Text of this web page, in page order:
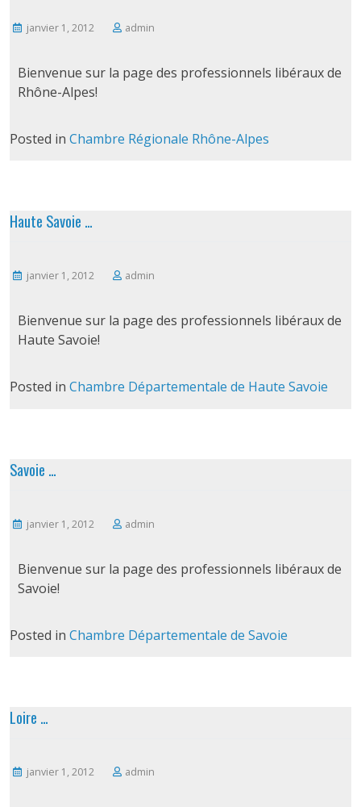
janvier 1, 2012 admin
Bienvenue sur la page des professionnels libéraux de
Rhône-Alpes!
Posted in Chambre Régionale Rhône-Alpes
Haute Savoie …
janvier 1, 2012 admin
Bienvenue sur la page des professionnels libéraux de
Haute Savoie!
Posted in Chambre Départementale de Haute Savoie
Savoie …
janvier 1, 2012 admin
Bienvenue sur la page des professionnels libéraux de
Savoie!
Posted in Chambre Départementale de Savoie
Loire …
janvier 1, 2012 admin